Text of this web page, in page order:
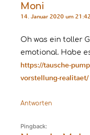
Moni
14. Januar 2020 um
Oh was ein toller
emotional. Habe
https://tausche-
vorstellung-realitaet/
Antworten
Pingback: